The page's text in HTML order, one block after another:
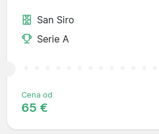
San Siro
Serie A
Cena od
65 €